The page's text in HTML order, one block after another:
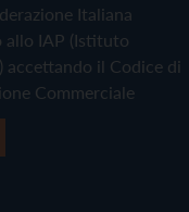
Italiana
allo IAP (Istituto
il Codice di
Commerciale